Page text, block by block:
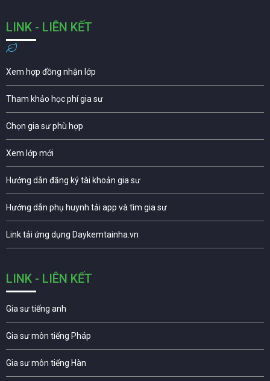
LINK - LIÊN KẾT
Xem hợp đồng nhận lớp
Tham khảo học phí gia sư
Chọn gia sư phù hợp
Xem lớp mới
Hướng dẫn đăng ký tài khoản gia sư
Hướng dẫn phụ huynh tải app và tìm gia sư
Link tải ứng dụng Daykemtainha.vn
LINK - LIÊN KẾT
Gia sư tiếng anh
Gia sư môn tiếng Pháp
Gia sư môn tiếng Hàn